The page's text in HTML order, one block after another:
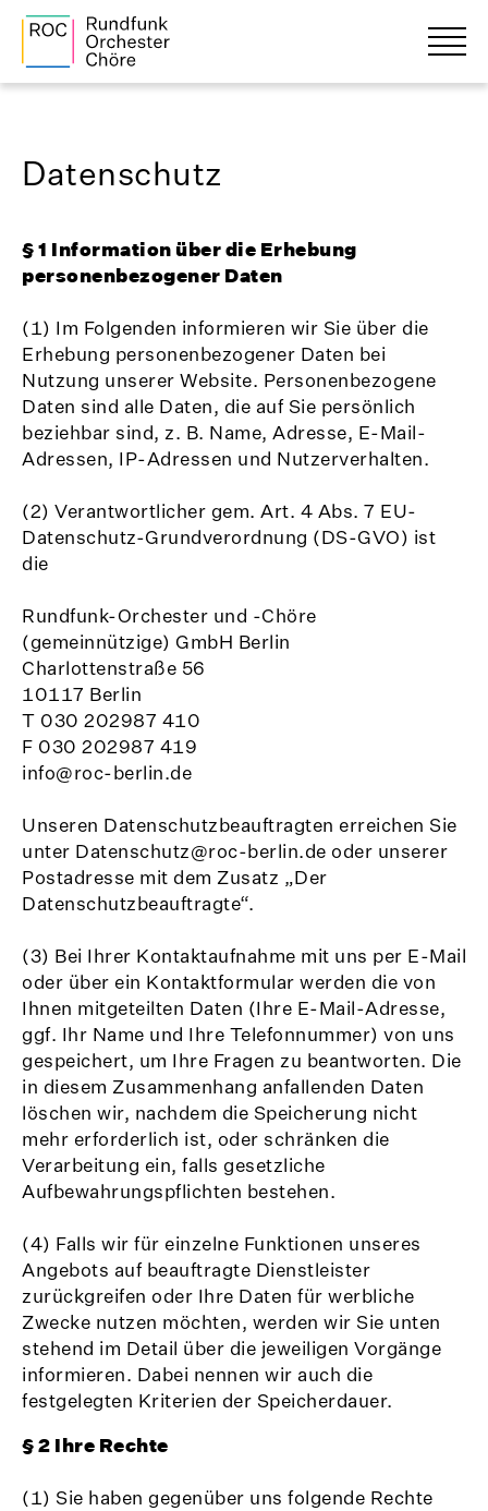
Datenschutz
§ 1 Information über die Erhebung
personenbezogener Daten
(1) Im Folgenden informieren wir Sie über die
Erhebung personenbezogener Daten bei
Nutzung unserer Website. Personenbezogene
Daten sind alle Daten, die auf Sie persönlich
beziehbar sind, z. B. Name, Adresse, E-Mail-
Adressen, IP-Adressen und Nutzerverhalten.
(2) Verantwortlicher gem. Art. 4 Abs. 7 EU-
Datenschutz-Grundverordnung (DS-GVO) ist
die
Rundfunk-Orchester und -Chöre
(gemeinnützige) GmbH Berlin
Charlottenstraße 56
10117 Berlin
T 030 202987 410
F 030 202987 419
info@roc-berlin.de
Unseren Datenschutzbeauftragten erreichen Sie
unter Datenschutz@roc-berlin.de oder unserer
Postadresse mit dem Zusatz „Der
Datenschutzbeauftragte“.
(3) Bei Ihrer Kontaktaufnahme mit uns per E-Mail
oder über ein Kontaktformular werden die von
Ihnen mitgeteilten Daten (Ihre E-Mail-Adresse,
ggf. Ihr Name und Ihre Telefonnummer) von uns
gespeichert, um Ihre Fragen zu beantworten. Die
in diesem Zusammenhang anfallenden Daten
löschen wir, nachdem die Speicherung nicht
mehr erforderlich ist, oder schränken die
Verarbeitung ein, falls gesetzliche
Aufbewahrungspflichten bestehen.
(4) Falls wir für einzelne Funktionen unseres
Angebots auf beauftragte Dienstleister
zurückgreifen oder Ihre Daten für werbliche
Zwecke nutzen möchten, werden wir Sie unten
stehend im Detail über die jeweiligen Vorgänge
informieren. Dabei nennen wir auch die
festgelegten Kriterien der Speicherdauer.
§ 2 Ihre Rechte
(1) Sie haben gegenüber uns folgende Rechte